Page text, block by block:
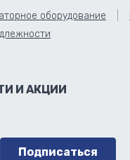
оборудование
И АКЦИИ